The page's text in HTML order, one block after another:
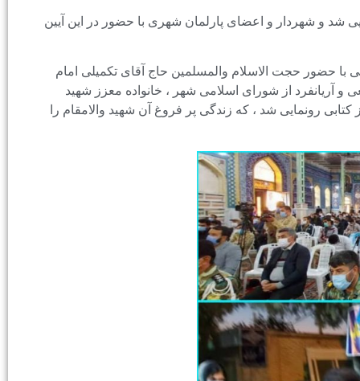
شد و شهردار و اعضای پارلمان شهری با حضور در این آیین
حجت الاسلام والمسلمین حاج آقای تکمیلی امام
و آریانفرد از شورای اسلامی شهر ، خانواده معزز شهید
رونمایی شد ، که زندگی پر فروغ آن شهید والامقام را